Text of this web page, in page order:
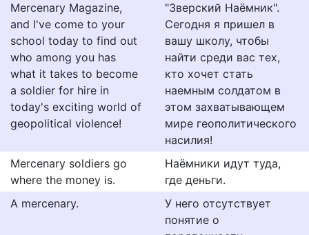
Mercenary Magazine,
and I've come to your
school today to find out
who among you has
what it takes to become
a soldier for hire in
today's exciting world of
geopolitical violence!
"Зверский Наёмник".
Сегодня я пришел в
вашу школу, чтобы
найти среди вас тех,
кто хочет стать
наемным солдатом в
этом захватывающем
мире геополитического
насилия!
Mercenary soldiers go
where the money is.
Наёмники идут туда,
где деньги.
A mercenary.
У него отсутствует
понятие о